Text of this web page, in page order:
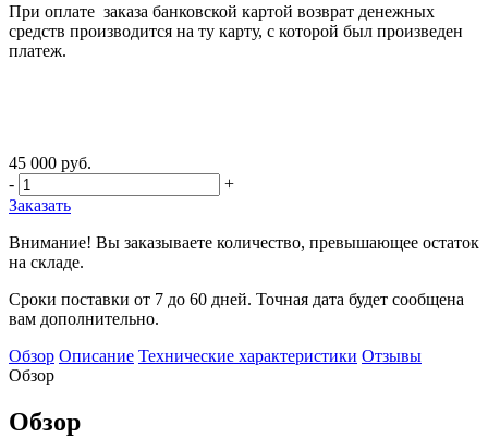
При оплате заказа банковской картой возврат денежных
средств производится на ту карту, с которой был произведен
платеж.
45 000 руб.
-
+
Заказать
Внимание! Вы заказываете количество, превышающее остаток
на складе.
Сроки поставки от 7 до 60 дней. Точная дата будет сообщена
вам дополнительно.
Обзор Описание Технические характеристики Отзывы
Обзор
Обзор